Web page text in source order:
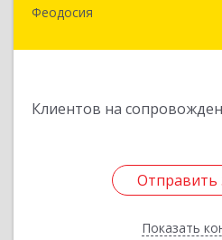
Феодосия
Клиентов на
Отправить
Показать
Отправить
Назад